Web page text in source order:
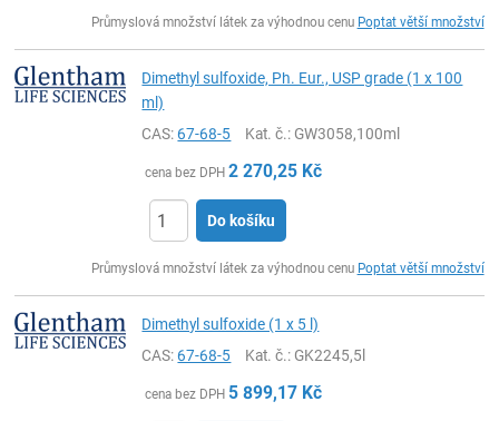
Průmyslová množství látek za výhodnou cenu Poptat větší množství
Dimethyl sulfoxide, Ph. Eur., USP grade (1 x 100
ml)
CAS:67-68-5 Kat. č.: GW3058,100ml
cena bez DPH 2 270,25 Kč
Do košíku
Průmyslová množství látek za výhodnou cenu Poptat větší množství
Dimethyl sulfoxide (1 x 5 l)
CAS:67-68-5 Kat. č.: GK2245,5l
cena bez DPH 5 899,17 Kč